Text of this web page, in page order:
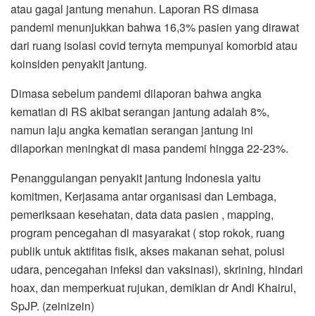
atau gagal jantung menahun. Laporan RS dimasa
pandemi menunjukkan bahwa 16,3% pasien yang dirawat
dari ruang isolasi covid ternyta mempunyai komorbid atau
koinsiden penyakit jantung.
Dimasa sebelum pandemi dilaporan bahwa angka
kematian di RS akibat serangan jantung adalah 8%,
namun laju angka kematian serangan jantung ini
dilaporkan meningkat di masa pandemi hingga 22-23%.
Penanggulangan penyakit jantung Indonesia yaitu
komitmen, Kerjasama antar organisasi dan Lembaga,
pemeriksaan kesehatan, data data pasien , mapping,
program pencegahan di masyarakat ( stop rokok, ruang
publik untuk aktifitas fisik, akses makanan sehat, polusi
udara, pencegahan infeksi dan vaksinasi), skrining, hindari
hoax, dan memperkuat rujukan, demikian dr Andi Khairul,
SpJP. (zeinizein)